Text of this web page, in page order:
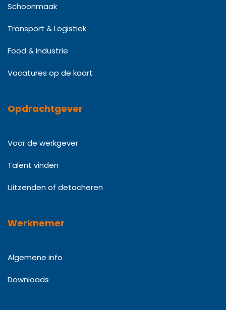
Schoonmaak
Transport & Logistiek
Food & Industrie
Vacatures op de kaart
Opdrachtgever
Voor de werkgever
Talent vinden
Uitzenden of detacheren
Werknemer
Algemene info
Downloads